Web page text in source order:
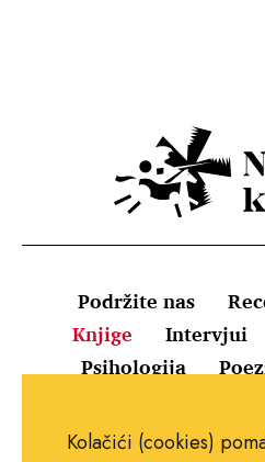
Podržite nas
Knjige
Intervjui
Psihologija
Uvjeti korištenja
Kolačići (cookies)